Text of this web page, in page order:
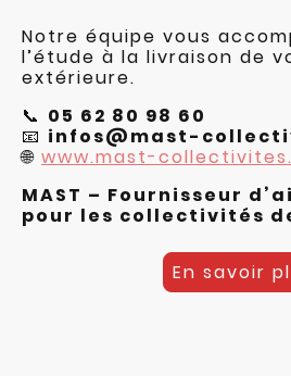
Notre équipe vous
l’étude à la livraison de
extérieure.
📞 05 62 80 98 60
📧 infos@mast-
🌐 www.mast-
MAST – Fournisseur
pour les collectivités
En savoir